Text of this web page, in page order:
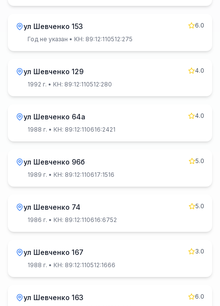
ул Шевченко 153
6.0
Год не указан • КН: 89:12:110512:275
ул Шевченко 129
4.0
1992 г. • КН: 89:12:110512:280
ул Шевченко 64а
4.0
1988 г. • КН: 89:12:110616:2421
ул Шевченко 96б
5.0
1989 г. • КН: 89:12:110617:1516
ул Шевченко 74
5.0
1986 г. • КН: 89:12:110616:6752
ул Шевченко 167
3.0
1988 г. • КН: 89:12:110512:1666
ул Шевченко 163
6.0